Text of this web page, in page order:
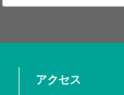
アクセス